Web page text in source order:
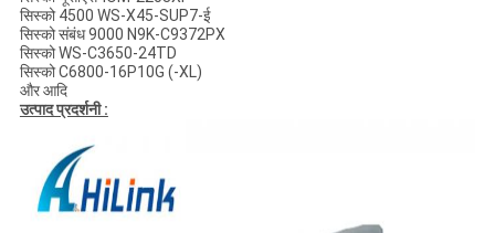
सिस्को 4500 WS-X45-SUP7-ई
सिस्को संबंध 9000 N9K-C9372PX
सिस्को WS-C3650-24TD
सिस्को C6800-16P10G (-XL)
और आदि
उत्पाद प्रदर्शनी :